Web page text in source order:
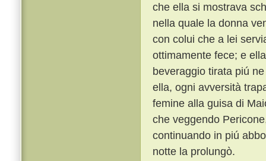
che ella si mostrava
nella quale la donna
con colui che a lei
ottimamente fece; e
beveraggio tirata piú
ella, ogni avversità
femine alla guisa di
che veggendo
continuando in piú
notte la prolungò.